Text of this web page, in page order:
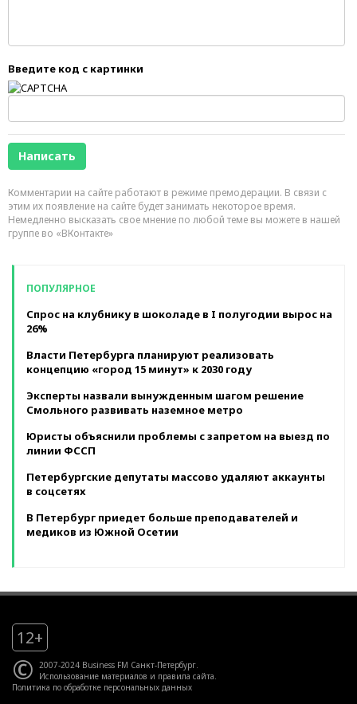
Введите код с картинки
Комментарии на сайте работают в режиме премодерации. В связи с
этим их появление на сайте будет занимать некоторое время.
Немедленно высказать свое мнение по любой теме вы можете в нашей
группе во «ВКонтакте»
ПОПУЛЯРНОЕ
Спрос на клубнику в шоколаде в I полугодии вырос на
26%
Власти Петербурга планируют реализовать
концепцию «город 15 минут» к 2030 году
Эксперты назвали вынужденным шагом решение
Смольного развивать наземное метро
Юристы объяснили проблемы с запретом на выезд по
линии ФССП
Петербургские депутаты массово удаляют аккаунты
в соцсетях
В Петербург приедет больше преподавателей и
медиков из Южной Осетии
12+
© 2007-2024 Business FM Санкт-Петербург.
Использование материалов и правила сайта.
Политика по обработке персональных данных